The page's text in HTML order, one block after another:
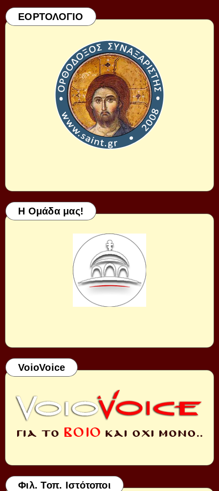
ΕΟΡΤΟΛΟΓΙΟ
Η Ομάδα μας!
VoioVoice
Φιλ. Τοπ. Ιστότοποι